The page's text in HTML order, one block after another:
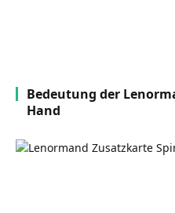
Bedeutung der
Hand